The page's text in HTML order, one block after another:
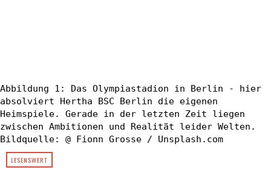
Abbildung 1: Das Olympiastadion in Berlin - hier
absolviert Hertha BSC Berlin die eigenen
Heimspiele. Gerade in der letzten Zeit liegen
zwischen Ambitionen und Realität leider Welten.
Bildquelle: @ Fionn Grosse / Unsplash.com
LESENSWERT